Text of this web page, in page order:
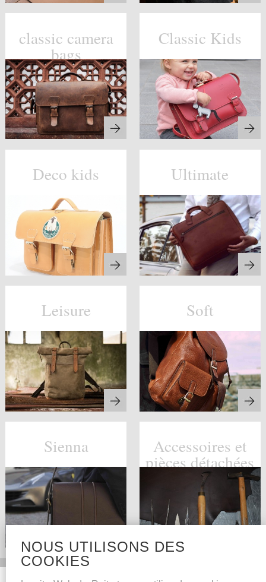
classic camera
bags
Classic Kids
Deco kids Ultimate
Leisure Soft
Sienna Accessoires et
pièces détachées
NOUS UTILISONS DES
COOKIES